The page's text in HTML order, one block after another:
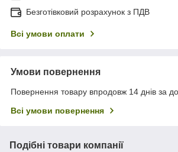
Безготівковий розрахунок з ПДВ
Всі умови оплати
Умови повернення
Повернення товару впродовж 14 днів за
Всі умови повернення
Подібні товари компанії